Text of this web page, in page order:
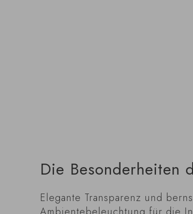
Die Besonderheiten
Elegante Transparenz und